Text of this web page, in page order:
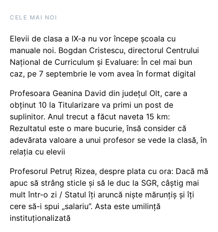
CELE MAI NOI
Elevii de clasa a IX-a nu vor începe școala cu
manuale noi. Bogdan Cristescu, directorul Centrului
Național de Curriculum și Evaluare: În cel mai bun
caz, pe 7 septembrie le vom avea în format digital
Profesoara Geanina David din județul Olt, care a
obținut 10 la Titularizare va primi un post de
suplinitor. Anul trecut a făcut naveta 15 km:
Rezultatul este o mare bucurie, însă consider că
adevărata valoare a unui profesor se vede la clasă, în
relația cu elevii
Profesorul Petruț Rizea, despre plata cu ora: Dacă mă
apuc să strâng sticle și să le duc la SGR, câștig mai
mult într-o zi / Statul îți aruncă niște mărunțiș și îți
cere să-i spui „salariu”. Asta este umilință
instituționalizată